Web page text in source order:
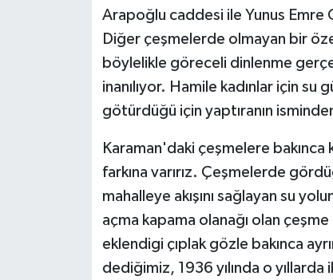
Arapoğlu caddesi ile Yunus
Diğer çeşmelerde olmayan bir
böylelikle göreceli dinlenme
inanılıyor. Hamile kadınlar için
götürdüğü için yaptıranın
Karaman'daki çeşmelere
farkına varırız. Çeşmelerde
mahalleye akışını sağlayan su
açma kapama olanağı olan
eklendigi çıplak gözle bakınca
dediğimiz, 1936 yılında o